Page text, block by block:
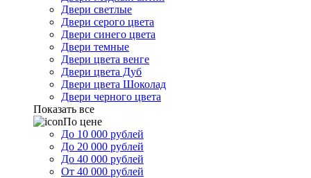
Двери светлые
Двери серого цвета
Двери синего цвета
Двери темные
Двери цвета венге
Двери цвета Дуб
Двери цвета Шоколад
Двери черного цвета
Показать все
По цене
До 10 000 рублей
До 20 000 рублей
До 40 000 рублей
От 40 000 рублей